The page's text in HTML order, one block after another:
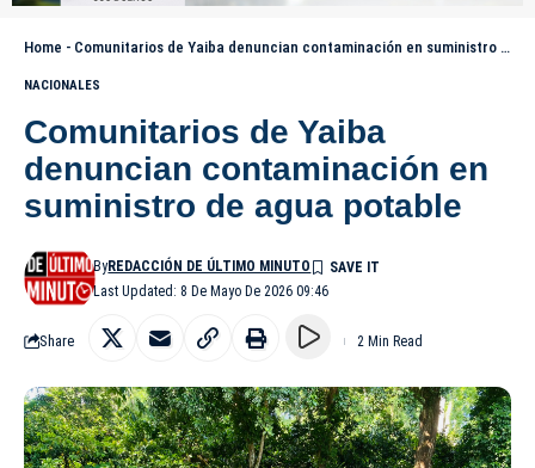
Home - Comunitarios de Yaiba denuncian contaminación en suministro de agua potable
NACIONALES
Comunitarios de Yaiba
denuncian contaminación en
suministro de agua potable
Last Updated: 8 De Mayo De 2026 09:46
ByREDACCIÓN DE ÚLTIMO MINUTO
Share 2 Min Read